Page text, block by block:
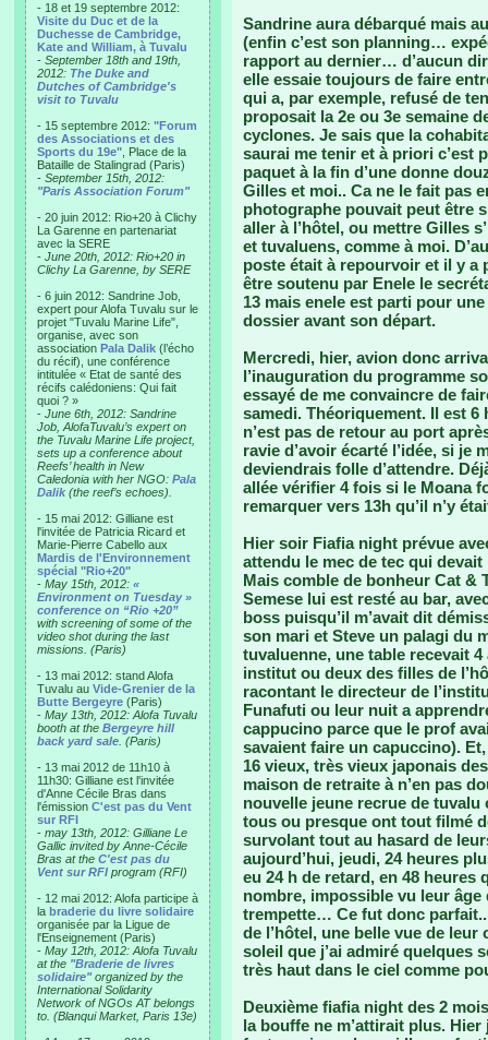
- 18 et 19 septembre 2012:
Visite du Duc et de la
Duchesse de Cambridge,
Kate and William, à Tuvalu
- September 18th and 19th,
2012: The Duke and
Dutches of Cambridge's
visit to Tuvalu
- 15 septembre 2012: "Forum
des Associations et des
Sports du 19e" , Place de la
Bataille de Stalingrad (Paris)
- September 15th, 2012:
"Paris Association Forum"
- 20 juin 2012: Rio+20 à Clichy
La Garenne en partenariat
avec la SERE
- June 20th, 2012: Rio+20 in
Clichy La Garenne, by SERE
- 6 juin 2012: Sandrine Job,
expert pour Alofa Tuvalu sur le
projet "Tuvalu Marine Life",
organise, avec son
association Pala Dalik (l’écho
du récif), une conférence
intitulée « Etat de santé des
récifs calédoniens: Qui fait
quoi ? »
- June 6th, 2012: Sandrine
Job, AlofaTuvalu’s expert on
the Tuvalu Marine Life project,
sets up a conference about
Reefs’ health in New
Caledonia with her NGO: Pala
Dalik (the reef’s echoes).
- 15 mai 2012: Gilliane est
l'invitée de Patricia Ricard et
Marie-Pierre Cabello aux
Mardis de l'Environnement
spécial "Rio+20"
- May 15th, 2012: «
Environment on Tuesday »
conference on “Rio +20”
with screening of some of the
video shot during the last
missions. (Paris)
- 13 mai 2012: stand Alofa
Tuvalu au Vide-Grenier de la
Butte Bergeyre (Paris)
- May 13th, 2012: Alofa Tuvalu
booth at the Bergeyre hill
back yard sale . (Paris)
- 13 mai 2012 de 11h10 à
11h30: Gilliane est l'invitée
d'Anne Cécile Bras dans
l'émission C'est pas du Vent
sur RFI
- may 13th, 2012: Gilliane Le
Gallic invited by Anne-Cécile
Bras at the C'est pas du
Vent sur RFI program (RFI)
- 12 mai 2012: Alofa participe à
la braderie du livre solidaire
organisée par la Ligue de
l'Enseignement (Paris)
- May 12th, 2012: Alofa Tuvalu
at the "Braderie de livres
solidaire"organized by the
International Solidarity
Network of NGOs AT belongs
to. (Blanqui Market, Paris 13e)
Sandrine aura débarqué mais
(enfin c’est son planning…
rapport au dernier… d’aucun
elle essaie toujours de faire
qui a, par exemple, refusé de
proposait la 2e ou 3e semaine
cyclones. Je sais que la
saurai me tenir et à priori c’est
paquet à la fin d’une donne
Gilles et moi.. Ca ne le fait pas
photographe pouvait peut être
aller à l’hôtel, ou mettre Gilles
et tuvaluens, comme à moi.
poste était à repourvoir et il y
être soutenu par Enele le
13 mais enele est parti pour
dossier avant son départ.
Mercredi, hier, avion donc
l’inauguration du programme
essayé de me convaincre de
samedi. Théoriquement. Il est
n’est pas de retour au port
ravie d’avoir écarté l’idée, si je
deviendrais folle d’attendre.
allée vérifier 4 fois si le Moana
remarquer vers 13h qu’il n’y
Hier soir Fiafia night prévue
attendu le mec de tec qui
Mais comble de bonheur Cat &
Semese lui est resté au bar,
boss puisqu’il m’avait dit
son mari et Steve un palagi du
tuvaluenne, une table recevait
institut ou deux des filles de
racontant le directeur de
Funafuti ou leur nuit a
cappucino parce que le prof
savaient faire un capuccino).
16 vieux, très vieux japonais
maison de retraite à n’en pas
nouvelle jeune recrue de
tous ou presque ont tout filmé
survolant tout au hasard de
aujourd’hui, jeudi, 24 heures
eu 24 h de retard, en 48 heures
nombre, impossible vu leur
trempette… Ce fut donc
de l’hôtel, une belle vue de
soleil que j’ai admiré quelques
très haut dans le ciel comme
Deuxième fiafia night des 2
la bouffe ne m’attirait plus. Hier